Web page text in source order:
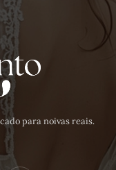
para noivas reais.